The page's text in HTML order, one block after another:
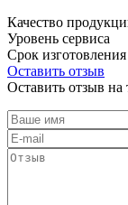
Качество
Уровень сервиса
Срок изготовления
Оставить отзыв
Оставить отзыв